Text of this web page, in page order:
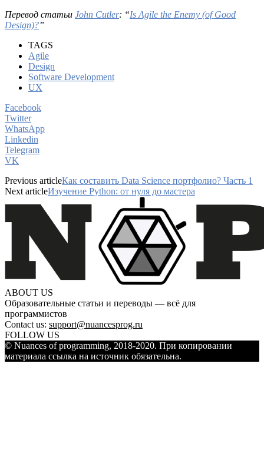
Перевод статьи John Cutler: “Is Agile the Enemy (of Good
Design)?”
TAGS
Agile
Design
Software Development
UX
Facebook
Twitter
WhatsApp
Linkedin
Telegram
VK
Previous articleКак составить Data Science портфолио? Часть 1
Next articleИзучение Python: от нуля до мастера
ABOUT US
Образовательные статьи и переводы — всё для
программистов
Contact us: support@nuancesprog.ru
FOLLOW US
© Nuances of programming, 2018-2020. При копировании
материала ссылка на источник обязательна.